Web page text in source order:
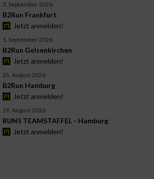
3. September 2026
B2Run Frankfurt
Jetzt anmelden!
1. September 2026
B2Run Gelsenkirchen
Jetzt anmelden!
25. August 2026
B2Run Hamburg
Jetzt anmelden!
19. August 2026
RUN5 TEAMSTAFFEL - Hamburg
Jetzt anmelden!